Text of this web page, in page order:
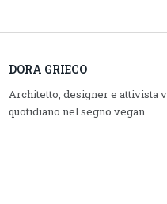
DORA GRIECO
Architetto, designer e attivista
quotidiano nel segno vegan.